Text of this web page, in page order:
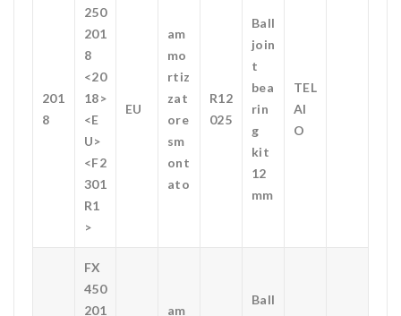
201
8
250
201
8
<20
18>
<E
U>
<F2
301
R1
>
EU
am
mo
rtiz
zat
ore
sm
ont
ato
R12
025
Ball
join
t
bea
rin
g
kit
12
mm
TEL
AI
O
FX
450
201
am
Ball